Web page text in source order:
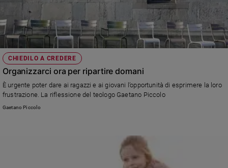
CHIEDILO A CREDERE
Organizzarci ora per ripartire domani
È urgente poter dare ai ragazzi e ai giovani l’opportunità di esprimere la loro
frustrazione. La riflessione del teologo Gaetano Piccolo
Gaetano Piccolo